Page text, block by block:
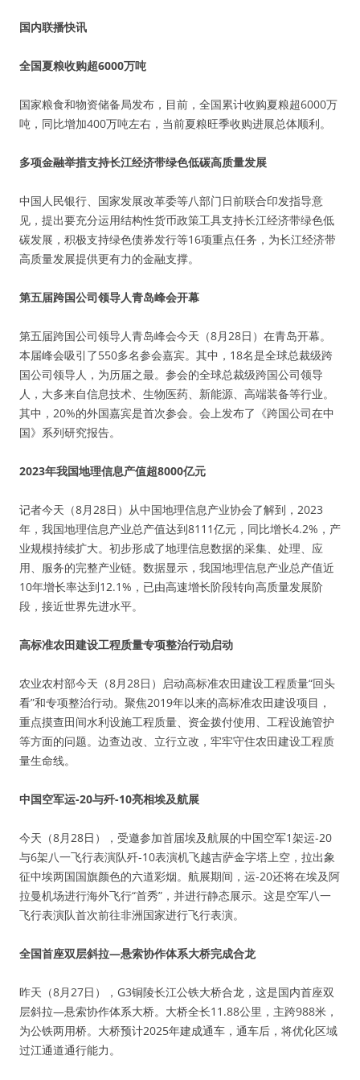
国内联播快讯
全国夏粮收购超6000万吨
国家粮食和物资储备局发布，目前，全国累计收购夏粮超6000万
吨，同比增加400万吨左右，当前夏粮旺季收购进展总体顺利。
多项金融举措支持长江经济带绿色低碳高质量发展
中国人民银行、国家发展改革委等八部门日前联合印发指导意
见，提出要充分运用结构性货币政策工具支持长江经济带绿色低
碳发展，积极支持绿色债券发行等16项重点任务，为长江经济带
高质量发展提供更有力的金融支撑。
第五届跨国公司领导人青岛峰会开幕
第五届跨国公司领导人青岛峰会今天（8月28日）在青岛开幕。
本届峰会吸引了550多名参会嘉宾。其中，18名是全球总裁级跨
国公司领导人，为历届之最。参会的全球总裁级跨国公司领导
人，大多来自信息技术、生物医药、新能源、高端装备等行业。
其中，20%的外国嘉宾是首次参会。会上发布了《跨国公司在中
国》系列研究报告。
2023年我国地理信息产值超8000亿元
记者今天（8月28日）从中国地理信息产业协会了解到，2023
年，我国地理信息产业总产值达到8111亿元，同比增长4.2%，产
业规模持续扩大。初步形成了地理信息数据的采集、处理、应
用、服务的完整产业链。数据显示，我国地理信息产业总产值近
10年增长率达到12.1%，已由高速增长阶段转向高质量发展阶
段，接近世界先进水平。
高标准农田建设工程质量专项整治行动启动
农业农村部今天（8月28日）启动高标准农田建设工程质量“回头
看”和专项整治行动。聚焦2019年以来的高标准农田建设项目，
重点摸查田间水利设施工程质量、资金拨付使用、工程设施管护
等方面的问题。边查边改、立行立改，牢牢守住农田建设工程质
量生命线。
中国空军运-20与歼-10亮相埃及航展
今天（8月28日），受邀参加首届埃及航展的中国空军1架运-20
与6架八一飞行表演队歼-10表演机飞越吉萨金字塔上空，拉出象
征中埃两国国旗颜色的六道彩烟。航展期间，运-20还将在埃及阿
拉曼机场进行海外飞行“首秀”，并进行静态展示。这是空军八一
飞行表演队首次前往非洲国家进行飞行表演。
全国首座双层斜拉—悬索协作体系大桥完成合龙
昨天（8月27日），G3铜陵长江公铁大桥合龙，这是国内首座双
层斜拉—悬索协作体系大桥。大桥全长11.88公里，主跨988米，
为公铁两用桥。大桥预计2025年建成通车，通车后，将优化区域
过江通道通行能力。